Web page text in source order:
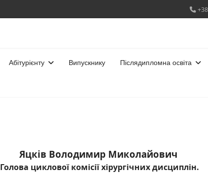
Абітурієнту Випускнику Післядипломна освіта
Яцків Володимир Миколайович
Голова циклової комісії хірургічних дисциплін.